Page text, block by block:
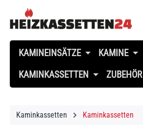
Hauptinhalt springen
Zur Suche springen
Zur Hauptnavigation springen
KAMINEINSÄTZE KAMINE
KAMINKASSETTEN
ZUBEHÖR
Kaminkassetten Kaminkassetten